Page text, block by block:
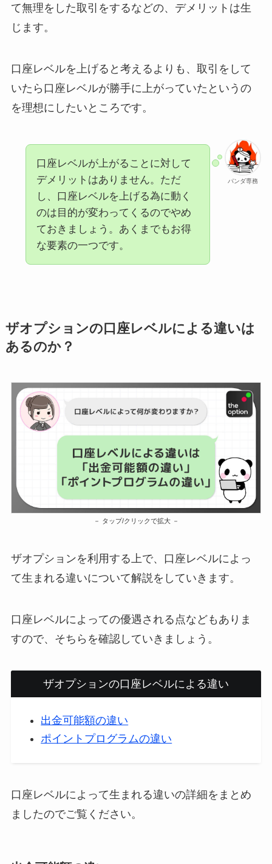
て無理をした取引をするなどの、デメリットは生
じます。
口座レベルを上げると考えるよりも、取引をして
いたら口座レベルが勝手に上がっていたというの
を理想にしたいところです。
パンダ専務
口座レベルが上がることに対して
デメリットはありません。ただ
し、口座レベルを上げる為に動く
のは目的が変わってくるのでやめ
ておきましょう。あくまでもお得
な要素の一つです。
ザオプションの口座レベルによる違いは
あるのか？
タップ/クリックで拡大
ザオプションを利用する上で、口座レベルによっ
て生まれる違いについて解説をしていきます。
口座レベルによっての優遇される点などもありま
すので、そちらを確認していきましょう。
ザオプションの口座レベルによる違い
出金可能額の違い
ポイントプログラムの違い
口座レベルによって生まれる違いの詳細をまとめ
ましたのでご覧ください。